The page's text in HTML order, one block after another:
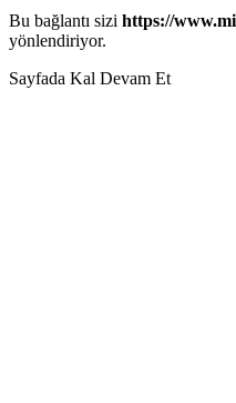
Bu bağlantı sizi https://
yönlendiriyor.
Sayfada Kal Devam Et